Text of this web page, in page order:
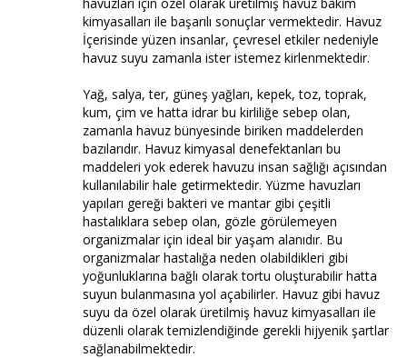
kimyasalları ile başarılı sonuçlar vermektedir. Havuz
İçerisinde yüzen insanlar, çevresel etkiler nedeniyle
havuz suyu zamanla ister istemez kirlenmektedir.
Yağ, salya, ter, güneş yağları, kepek, toz, toprak,
kum, çim ve hatta idrar bu kirliliğe sebep olan,
zamanla havuz bünyesinde biriken maddelerden
bazılarıdır. Havuz kimyasal denefektanları bu
maddeleri yok ederek havuzu insan sağlığı açısından
kullanılabilir hale getirmektedir. Yüzme havuzları
yapıları gereği bakteri ve mantar gibi çeşitli
hastalıklara sebep olan, gözle görülemeyen
organizmalar için ideal bir yaşam alanıdır. Bu
organizmalar hastalığa neden olabildikleri gibi
yoğunluklarına bağlı olarak tortu oluşturabilir hatta
suyun bulanmasına yol açabilirler. Havuz gibi havuz
suyu da özel olarak üretilmiş havuz kimyasalları ile
düzenli olarak temizlendiğinde gerekli hijyenik şartlar
sağlanabilmektedir.